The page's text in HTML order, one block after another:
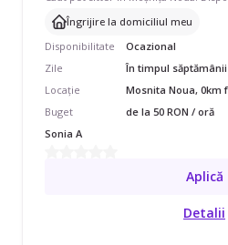
Îngrijire la domiciliul meu
Disponibilitate
Ocazional
Zile
În timpul săptămânii
Locație
Mosnita Noua, 0km
Buget
de la 50 RON / oră
Sonia A
Aplică
Detalii